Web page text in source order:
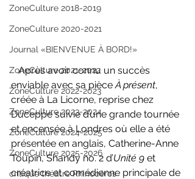
ZoneCulture 2018-2019
ZoneCulture 2020-2021
Journal «BIENVENUE À BORD!»
ZoneCulture 2021-2022
ZoneCulture 2022-2023
ZoneCulture 2023-2024
ZoneCulture 2024-2025
ZoneCulture 2025-2026
critique théâtre Rhinocéros
   Après avoir connu un succès
enviable avec sa pièce À présent,
créée à La Licorne, reprise chez
Duceppe suivie d’une grande tournée
et encensée à Londres où elle a été
présentée en anglais, Catherine-Anne
Toupin, Shandy no. 2 d’Unité 9 et
créatrice et comédienne principale de